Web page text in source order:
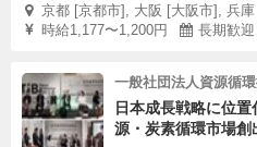
京都 [京都市], 大阪 [大阪市], 兵庫
時給1,177〜1,200円
長期歓迎
一般社団法人資源循
日本成長戦略に位
源・炭素循環市場創